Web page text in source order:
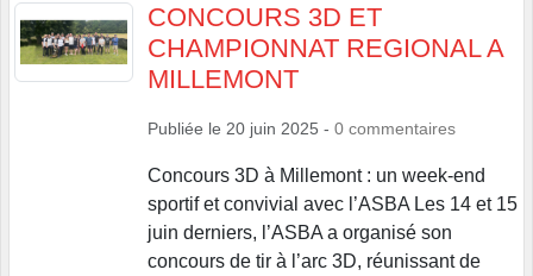
CONCOURS 3D ET
CHAMPIONNAT REGIONAL A
MILLEMONT
Publiée le 20 juin 2025 - 0 commentaires
Concours 3D à Millemont : un week-end
sportif et convivial avec l’ASBA Les 14 et 15
juin derniers, l’ASBA a organisé son
concours de tir à l’arc 3D, réunissant de